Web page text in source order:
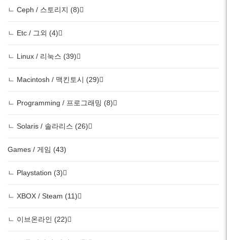
ㄴ Ceph / 스토리지 (8)
ㄴ Etc / 그외 (4)
ㄴ Linux / 리눅스 (39)
ㄴ Macintosh / 맥킨토시 (29)
ㄴ Programming / 프로그래밍 (8)
ㄴ Solaris / 솔라리스 (26)
Games / 게임 (43)
ㄴ Playstation (3)
ㄴ XBOX / Steam (11)
ㄴ 이브온라인 (22)